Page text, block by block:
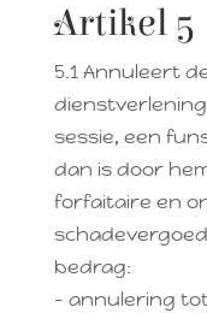
Artikel 5
5.1 Annuleert
sessie, een
dan is door
forfaitaire en
bedrag:
– annulering